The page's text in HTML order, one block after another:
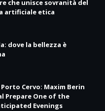
che unisce sovranità del
artificiale etica
dove la bellezza è
Cervo: Maxim Berin
Prepare One of the
Evenings